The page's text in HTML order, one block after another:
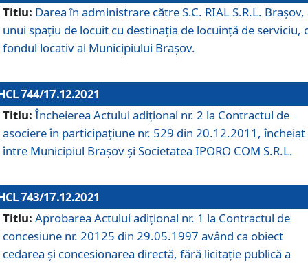
Titlu: Darea în administrare către S.C. RIAL S.R.L. Brașov,
unui spațiu de locuit cu destinația de locuință de serviciu,
fondul locativ al Municipiului Brașov.
744/17.12.2021
Titlu: Încheierea Actului adițional nr. 2 la Contractul de
asociere în participațiune nr. 529 din 20.12.2011, încheiat
între Municipiul Brașov și Societatea IPORO COM S.R.L.
743/17.12.2021
Titlu: Aprobarea Actului adiţional nr. 1 la Contractul de
concesiune nr. 20125 din 29.05.1997 având ca obiect
cedarea și concesionarea directă, fără licitație publică a